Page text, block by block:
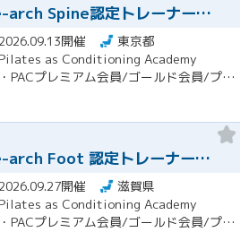
arch Spine認定トレーナー…
2026.09.13開催
東京都
Pilates as Conditioning Academy
・PACプレミアム会員/ゴールド会員/プラチナ会員：9,900円（税込） ・PACスタンダード会員：13,200円（税込） ・フリー会員：16,500円（税込）
arch Foot 認定トレーナー…
2026.09.27開催
滋賀県
Pilates as Conditioning Academy
・PACプレミアム会員/ゴールド会員/プラチナ会員：9,900円（税込） ・PACスタンダード会員：13,200円（税込） ・フリー会員：16,500円（税込）